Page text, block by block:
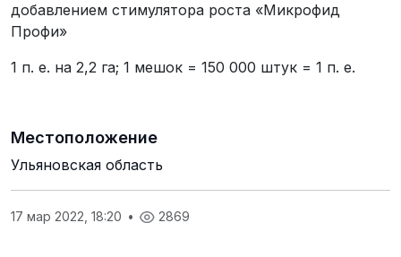
добавлением стимулятора роста «Микрофид
Профи»
1 п. е. на 2,2 га; 1 мешок = 150 000 штук = 1 п. е.
Местоположение
Ульяновская область
17 мар 2022, 18:20 • 2869